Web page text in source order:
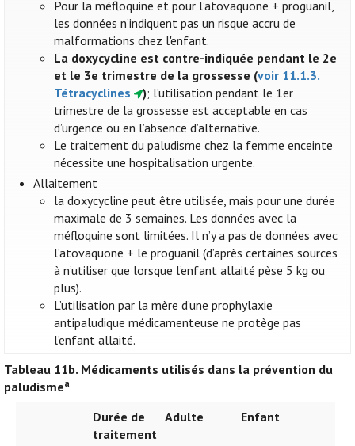
Pour la méfloquine et pour l’atovaquone + proguanil,
les données n’indiquent pas un risque accru de
malformations chez l'enfant.
La doxycycline est contre-indiquée pendant le 2e
et le 3e trimestre de la grossesse (voir 11.1.3.
Tétracyclines
); l’utilisation pendant le 1er
trimestre de la grossesse est acceptable en cas
d’urgence ou en l’absence d’alternative.
Le traitement du paludisme chez la femme enceinte
nécessite une hospitalisation urgente.
Allaitement
la doxycycline peut être utilisée, mais pour une durée
maximale de 3 semaines. Les données avec la
méfloquine sont limitées. Il n’y a pas de données avec
l’atovaquone + le proguanil (d’après certaines sources
à n’utiliser que lorsque l’enfant allaité pèse 5 kg ou
plus).
L’utilisation par la mère d’une prophylaxie
antipaludique médicamenteuse ne protège pas
l’enfant allaité.
Tableau 11b. Médicaments utilisés dans la prévention du
paludismea
Durée de
traitement
Adulte Enfant